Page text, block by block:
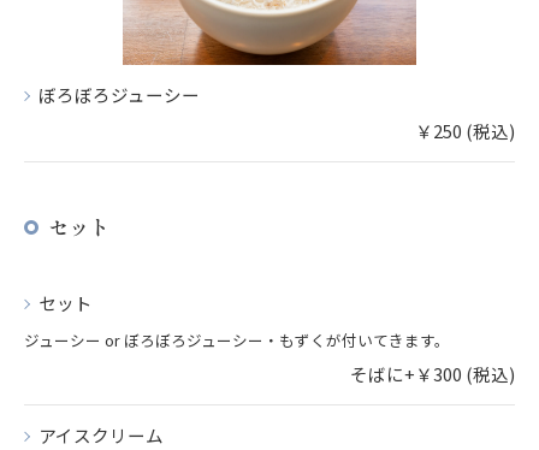
ぼろぼろジューシー
￥250 (税込)
セット
セット
ジューシー or ぼろぼろジューシー・もずくが付いてきます。
そばに+￥300 (税込)
アイスクリーム